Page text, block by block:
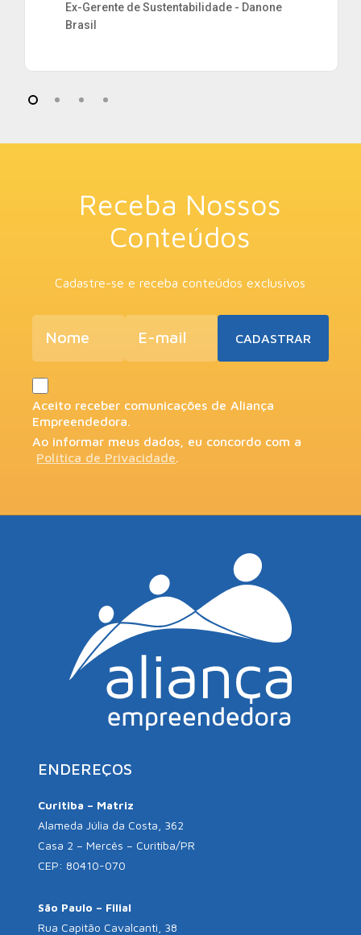
Ex-Gerente de Sustentabilidade - Danone
Brasil
Receba Nossos
Conteúdos
Cadastre-se e receba conteúdos exclusivos
Aceito receber comunicações de Aliança
Empreendedora.
Ao informar meus dados, eu concordo com a
Política de Privacidade.
ENDEREÇOS
Curitiba – Matriz
Alameda Júlia da Costa, 362
Casa 2 – Mercês – Curitiba/PR
CEP: 80410-070
São Paulo – Filial
Rua Capitão Cavalcanti, 38